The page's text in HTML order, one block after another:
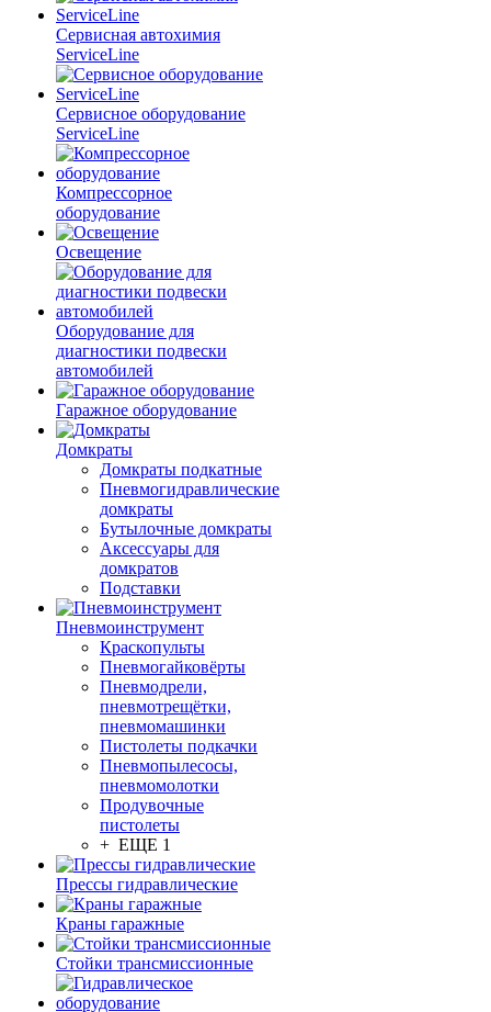
Сервисная автохимия
ServiceLine
Сервисное оборудование
ServiceLine
Компрессорное
оборудование
Освещение
Оборудование для
диагностики подвески
автомобилей
Гаражное оборудование
Домкраты
Домкраты подкатные
Пневмогидравлические
домкраты
Бутылочные домкраты
Аксессуары для
домкратов
Подставки
Пневмоинструмент
Краскопульты
Пневмогайковёрты
Пневмодрели,
пневмотрещётки,
пневмомашинки
Пистолеты подкачки
Пневмопылесосы,
пневмомолотки
Продувочные
пистолеты
+ ЕЩЕ 1
Прессы гидравлические
Краны гаражные
Стойки трансмиссионные